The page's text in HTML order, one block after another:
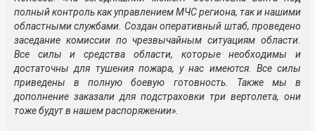
полный контроль как управлением МЧС региона, так и нашими
областными службами. Создан оперативный штаб, проведено
заседание комиссии по чрезвычайным ситуациям области.
Все силы и средства области, которые необходимы и
достаточны для тушения пожара, у нас имеются. Все силы
приведены в полную боевую готовность. Также мы в
дополнение заказали для подстраховки три вертолета, они
тоже будут в нашем распоряжении».